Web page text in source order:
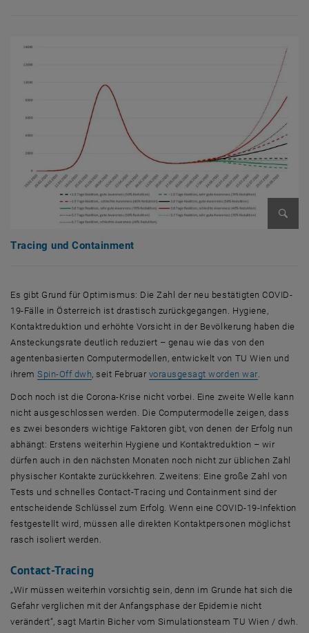
Tracing und Containment
Es gibt Grund für Optimismus: Die Zahl der neu bestätigten COVID-
19-Fälle in Österreich ist drastisch zurückgegangen. Hygiene,
Kontaktreduktion und erhöhte Vorsicht in der Bevölkerung haben die
Ansteckungsrate deutlich reduziert – genau wie das von den
agentenbasierten Computermodellen, entwickelt von TU Wien und
ihremSpin-Off dwh , öffnet eine externe URL in einem neuen Fenster
, seit Februar vorausgesagt worden war, öffnet eine
Doch noch ist die Corona-Krise nicht vorbei. Eine zweite Welle kann
nicht ausgeschlossen werden. Die Computermodelle zeigen, dass
es zwei besonders wichtige Faktoren gibt, von denen der Erfolg nun
abhängt: Erstens weiterhin Hygiene und Kontaktreduktion – wir
dürfen auch in den nächsten Monaten noch nicht zur üblichen Zahl
physischer Kontakte zurückkehren. Zweitens: Eine große Zahl von
Tests und schnelles Contact-Tracing und Containment sind der
entscheidende Schlüssel zum Erfolg. Wenn eine COVID-19-Infektion
festgestellt wird, müssen alle direkten Kontaktpersonen möglichst
rasch isoliert werden.
Contact-Tracing
„Wir müssen weiterhin vorsichtig sein, denn im Grunde hat sich die
Gefahr verglichen mit der Anfangsphase der Epidemie nicht
verändert“, sagt Martin Bicher vom Simulationsteam TU Wien / dwh.